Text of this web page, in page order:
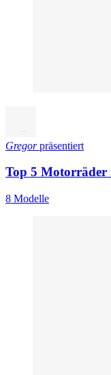
Gregorpräsentiert
Top 5 Motorräder
8 Modelle